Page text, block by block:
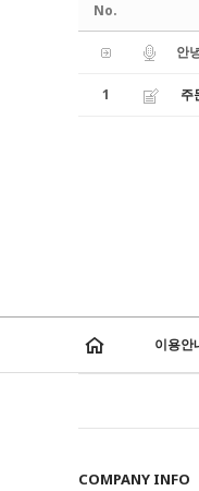
No.
안
1 주
이용안
COMPANY INFO